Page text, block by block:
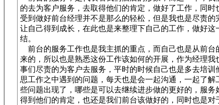
的去为客户服务，去取得他们的肯定，做好了工作，同时
受到做好前台经理并不是那么的轻松，但是我也是尽责的
让自己得到成长，在此也是来整理下自己的工作，做好这
结。
前台的服务工作也是我主抓的重点，而自己也是从前台
来的，所以也是熟悉这份工作该如何的开展，作为经理我
事们尽责的为客户去服务，平时的时候自己也是多去培训
思工作之中遇到的问题，每天也是会一起沟通，一起了解
些问题出现了，哪些是可以去继续进步做的更好的，服务
得到他们的肯定，也还是我们前台该做好的，同时也是对